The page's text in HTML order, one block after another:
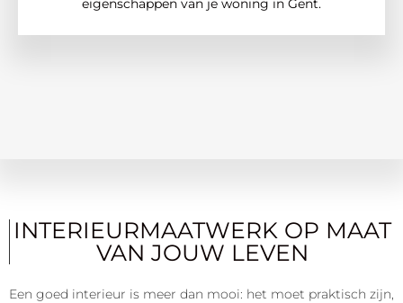
eigenschappen van je woning in Gent.
INTERIEURMAATWERK OP MAAT
VAN JOUW LEVEN
Een goed interieur is meer dan mooi: het moet praktisch zijn,